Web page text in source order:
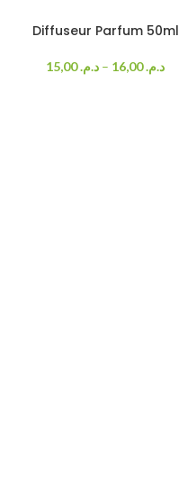
Diffuseur Parfum 50ml
د.م.15,00 – د.م.16,00